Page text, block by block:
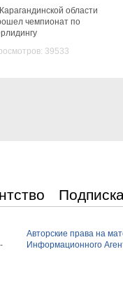
области
чемпионат по
39533
Авторские права на
Информационного